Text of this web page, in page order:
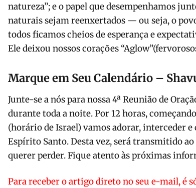
natureza”; e o papel que desempenhamos
naturais sejam reenxertados — ou seja, o
todos ficamos cheios de esperança e
Ele deixou nossos corações
Marque em Seu Calendário –
Junte-se a nós para nossa 4ª Reunião de
durante toda a noite. Por 12 horas,
(horário de Israel) vamos adorar, interceder
Espírito Santo. Desta vez, será transmitido
querer perder. Fique atento às próximas
Para receber o artigo direto no seu e-mail, é